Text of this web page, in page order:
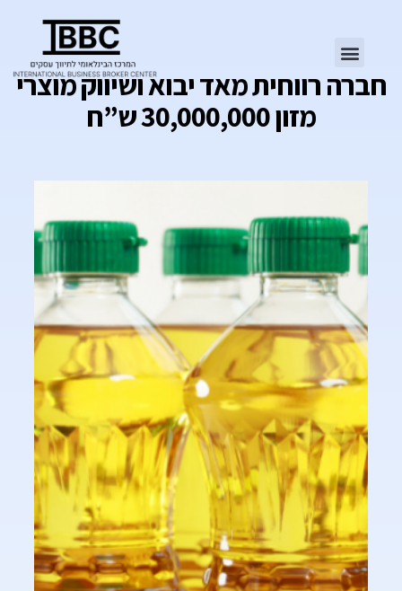
חברה רווחית מאד יבוא ושיווק מוצרי
מזון 30,000,000 ש”ח